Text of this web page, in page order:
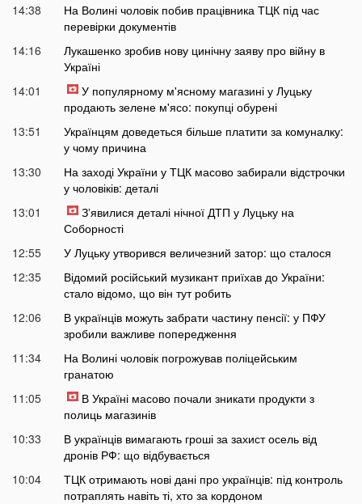
14:38
На Волині чоловік побив працівника ТЦК під час
перевірки документів
14:16
Лукашенко зробив нову цинічну заяву про війну в
Україні
14:01
У популярному м'ясному магазині у Луцьку
продають зелене м'ясо: покупці обурені
13:51
Українцям доведеться більше платити за комуналку:
у чому причина
13:30
На заході України у ТЦК масово забирали відстрочки
у чоловіків: деталі
13:01
Зʼявилися деталі нічної ДТП у Луцьку на
Соборності
12:55
У Луцьку утворився величезний затор: що сталося
12:35
Відомий російський музикант приїхав до України:
стало відомо, що він тут робить
12:06
В українців можуть забрати частину пенсії: у ПФУ
зробили важливе попередження
11:34
На Волині чоловік погрожував поліцейським
гранатою
11:05
В Україні масово почали зникати продукти з
полиць магазинів
10:33
В українців вимагають гроші за захист осель від
дронів РФ: що відбувається
10:04
ТЦК отримають нові дані про українців: під контроль
потраплять навіть ті, хто за кордоном